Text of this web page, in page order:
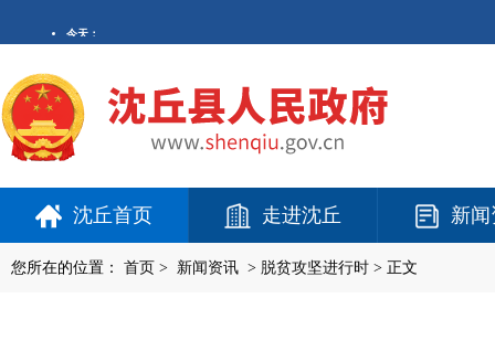
沈丘首页 走进沈丘 新
您所在的位置： 首页 > 新闻资讯 > 脱贫攻坚进行时 > 正文